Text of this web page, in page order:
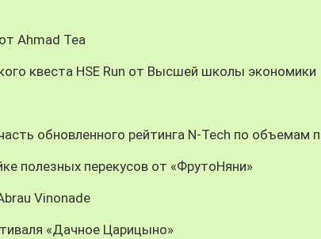
Ahmad Tea
квеста HSE Run от Высшей школы экономики
обновленного рейтинга N-Tech по объемам
полезных перекусов от «ФрутоНяни»
Vinonade
«Дачное Царицыно»